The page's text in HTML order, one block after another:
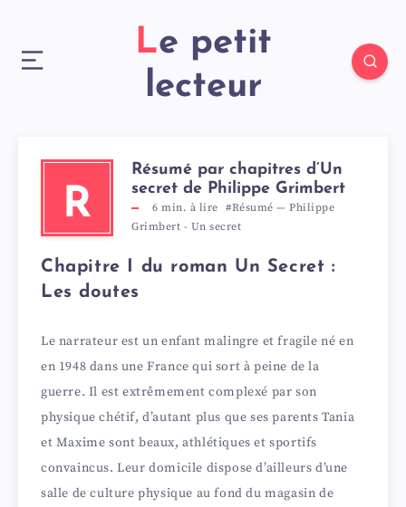
Le petit
lecteur
R
Résumé par chapitres d’Un
secret de Philippe Grimbert
6 min. à lire #Résumé — Philippe
Grimbert - Un secret
Chapitre I du roman Un Secret :
Les doutes
Le narrateur est un enfant malingre et fragile né en
en 1948 dans une France qui sort à peine de la
guerre. Il est extrêmement complexé par son
physique chétif, d’autant plus que ses parents Tania
et Maxime sont beaux, athlétiques et sportifs
convaincus. Leur domicile dispose d’ailleurs d’une
salle de culture physique au fond du magasin de